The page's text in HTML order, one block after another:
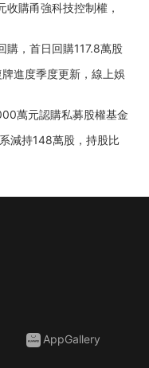
購甬強科技控制權，
購，首日回購117.8萬股
進度季度更新，線上娛
萬元認購私募股權基金
減持148萬股，持股比
AppGallery